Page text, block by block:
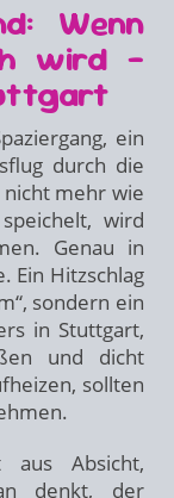
Wenn
wird –
ein
durch die
mehr wie
wird
Genau in
Ein Hitzschlag
sondern ein
in Stuttgart,
und dicht
sollten
aus Absicht,
denkt, der